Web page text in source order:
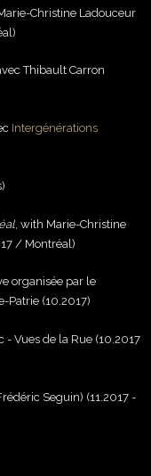
Christine Ladouceur
Thibault Carron
Intergénérations
, with Marie-Christine
/ Montréal)
organisée par le
Patrie (10.2017)
Vues de la Rue (10.2017
Seguin) (11.2017 -